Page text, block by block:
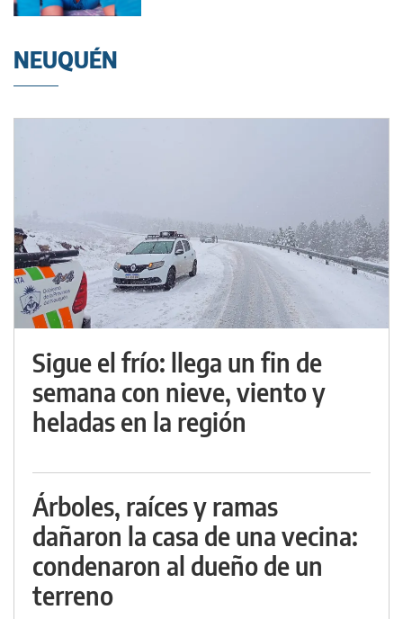
NEUQUÉN
Sigue el frío: llega un fin de
semana con nieve, viento y
heladas en la región
Árboles, raíces y ramas
dañaron la casa de una vecina:
condenaron al dueño de un
terreno